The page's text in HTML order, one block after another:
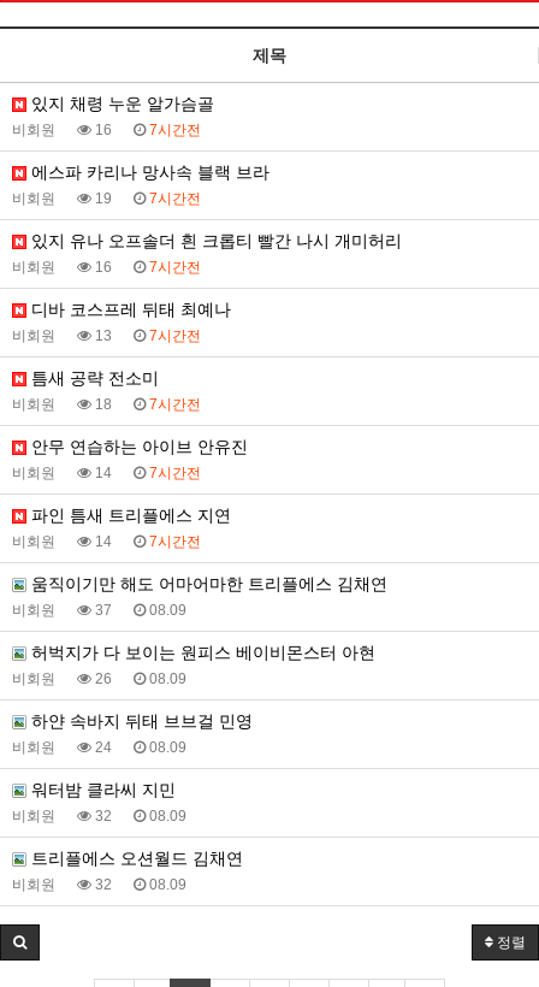
제목
있지 채령 누운 알가슴골
비회원 16 7시간전
에스파 카리나 망사속 블랙 브라
비회원 19 7시간전
있지 유나 오프솔더 흰 크롭티 빨간 나시 개미허리
비회원 16 7시간전
디바 코스프레 뒤태 최예나
비회원 13 7시간전
틈새 공략 전소미
비회원 18 7시간전
안무 연습하는 아이브 안유진
비회원 14 7시간전
파인 틈새 트리플에스 지연
비회원 14 7시간전
움직이기만 해도 어마어마한 트리플에스 김채연
비회원 37 08.09
허벅지가 다 보이는 원피스 베이비몬스터 아현
비회원 26 08.09
하얀 속바지 뒤태 브브걸 민영
비회원 24 08.09
워터밤 클라씨 지민
비회원 32 08.09
트리플에스 오션월드 김채연
비회원 32 08.09
정렬